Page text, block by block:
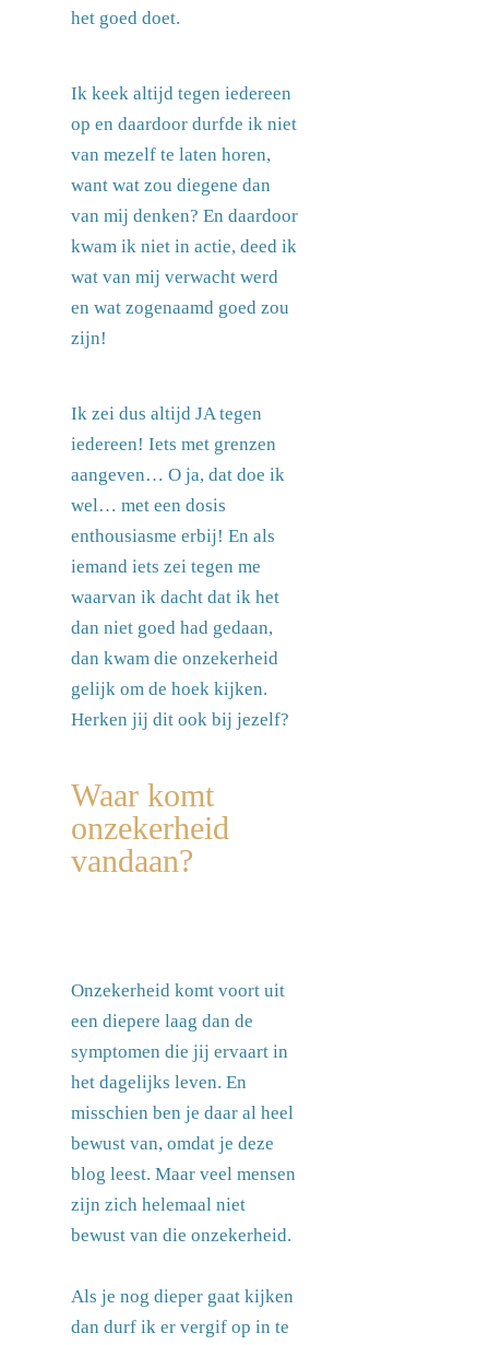
het goed doet.
Ik keek altijd tegen iedereen
op en daardoor durfde ik niet
van mezelf te laten horen,
want wat zou diegene dan
van mij denken? En daardoor
kwam ik niet in actie, deed ik
wat van mij verwacht werd
en wat zogenaamd goed zou
zijn!
Ik zei dus altijd JA tegen
iedereen! Iets met grenzen
aangeven… O ja, dat doe ik
wel… met een dosis
enthousiasme erbij! En als
iemand iets zei tegen me
waarvan ik dacht dat ik het
dan niet goed had gedaan,
dan kwam die onzekerheid
gelijk om de hoek kijken.
Herken jij dit ook bij jezelf?
Waar komt
onzekerheid
vandaan?
Onzekerheid komt voort uit
een diepere laag dan de
symptomen die jij ervaart in
het dagelijks leven. En
misschien ben je daar al heel
bewust van, omdat je deze
blog leest. Maar veel mensen
zijn zich helemaal niet
bewust van die onzekerheid.
Als je nog dieper gaat kijken
dan durf ik er vergif op in te